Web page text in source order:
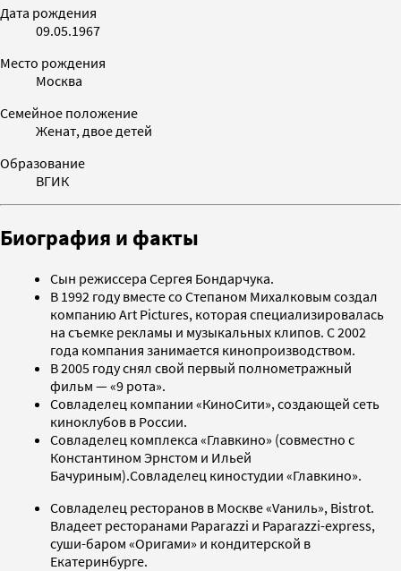
Дата рождения
09.05.1967
Место рождения
Москва
Семейное положение
Женат, двое детей
Образование
ВГИК
Биография и факты
Сын режиссера Сергея Бондарчука.
В 1992 году вместе со Степаном Михалковым создал
компанию Art Pictures, которая специализировалась
на съемке рекламы и музыкальных клипов. С 2002
года компания занимается кинопроизводством.
В 2005 году снял свой первый полнометражный
фильм — «9 рота».
Совладелец компании «КиноСити», создающей сеть
киноклубов в России.
Совладелец комплекса «Главкино» (совместно с
Константином Эрнстом и Ильей
Бачуриным).Совладелец киностудии «Главкино».
Совладелец ресторанов в Москве «Vaниль», Bistrot.
Владеет ресторанами Paparazzi и Paparazzi-express,
суши-баром «Оригами» и кондитерской в
Екатеринбурге.